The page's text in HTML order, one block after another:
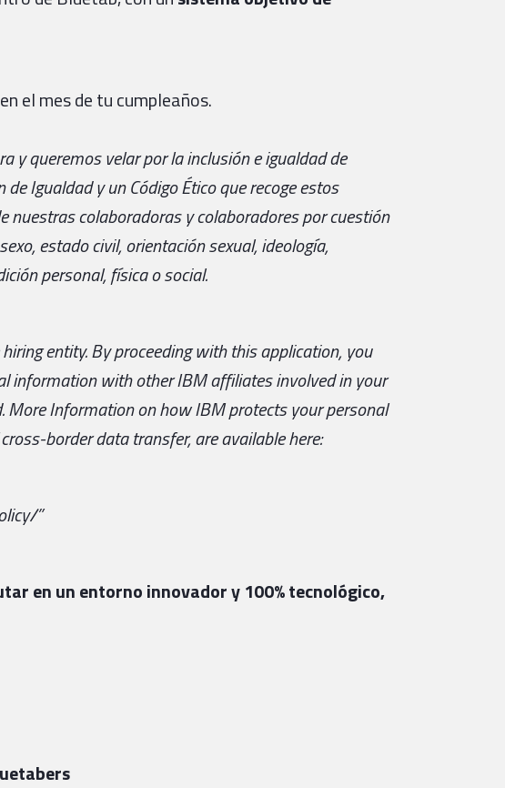
el mes de tu cumpleaños.
y queremos velar por la inclusión e igualdad de
Igualdad y un Código Ético que recoge estos
nuestras colaboradoras y colaboradores por cuestión
estado civil, orientación sexual, ideología,
personal, física o social.
entity.By proceeding with this application, you
information with other IBM affiliates involved in your
More Information on how IBM protects your personal
border data transfer, are available here:
”
en un entorno innovador y 100% tecnológico,